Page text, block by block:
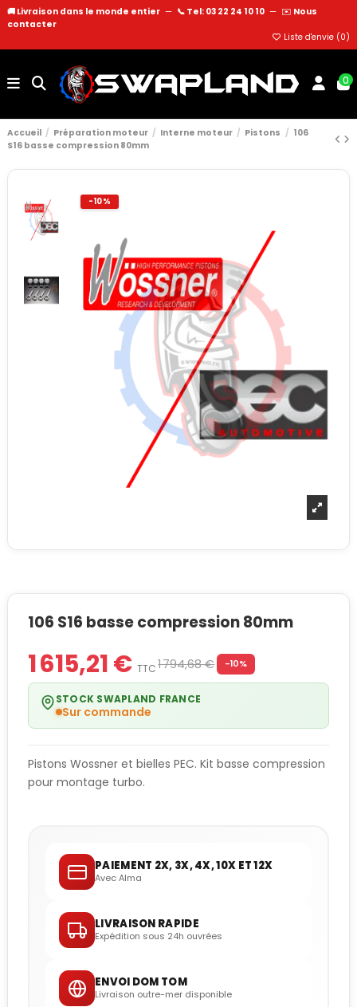
🚚 Livraison dans le monde entier — 📞 Tel: 03 22 24 10 10 — ✉️ Nous
contacter
Liste d'envie (0)
0
Accueil Préparation moteur Interne moteur Pistons
106
S16 basse compression 80mm
-10%
106 S16 basse compression 80mm
1 615,21 € TTC1 794,68 € -10%
STOCK SWAPLAND FRANCE
Sur commande
Pistons Wossner et bielles PEC. Kit basse compression
pour montage turbo.
PAIEMENT 2X, 3X, 4X, 10X ET 12X
Avec Alma
LIVRAISON RAPIDE
Expédition sous 24h ouvrées
ENVOI DOM TOM
Livraison outre-mer disponible